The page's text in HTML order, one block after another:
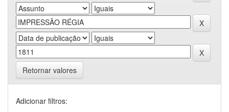
Retornar valores
Adicionar filtros: